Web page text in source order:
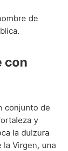
de
con
conjunto de
y
la dulzura
la Virgen, una